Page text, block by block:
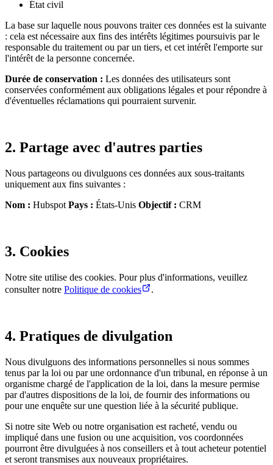
État civil
La base sur laquelle nous pouvons traiter ces données est la suivante
: cela est nécessaire aux fins des intérêts légitimes poursuivis par le
responsable du traitement ou par un tiers, et cet intérêt l'emporte sur
l'intérêt de la personne concernée.
Durée de conservation : Les données des utilisateurs sont
conservées conformément aux obligations légales et pour répondre à
d'éventuelles réclamations qui pourraient survenir.
2. Partage avec d'autres parties
Nous partageons ou divulguons ces données aux sous-traitants
uniquement aux fins suivantes :
Nom : Hubspot Pays : États-Unis Objectif : CRM
3. Cookies
Notre site utilise des cookies. Pour plus d'informations, veuillez
consulter notre Politique de cookies .
4. Pratiques de divulgation
Nous divulguons des informations personnelles si nous sommes
tenus par la loi ou par une ordonnance d'un tribunal, en réponse à un
organisme chargé de l'application de la loi, dans la mesure permise
par d'autres dispositions de la loi, de fournir des informations ou
pour une enquête sur une question liée à la sécurité publique.
Si notre site Web ou notre organisation est racheté, vendu ou
impliqué dans une fusion ou une acquisition, vos coordonnées
pourront être divulguées à nos conseillers et à tout acheteur potentiel
et seront transmises aux nouveaux propriétaires.